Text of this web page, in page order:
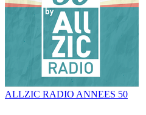
ALLZIC RADIO ANNEES 50